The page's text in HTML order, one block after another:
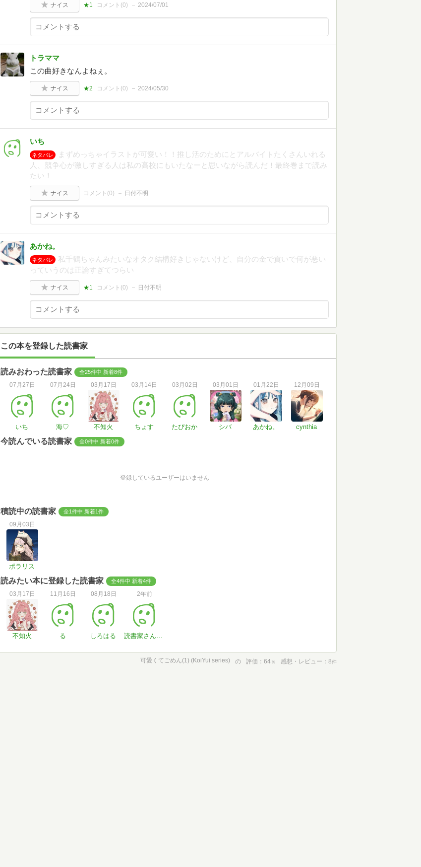
ナイス ★1 コメント(0) 2024/07/01
トラママ
この曲好きなんよねぇ。
ナイス ★2 コメント(0) 2024/05/30
いち
ネタバレ
まずめっちゃイラストが可愛い！！推し活のためにとアルバイトたくさんいれる
人、競争心が激しすぎる人は私の高校にもいたなーと思いながら読んだ！最終巻まで読み
たい！
ナイス コメント(0) 日付不明
あかね。
ネタバレ
私千鶴ちゃんみたいなオタク結構好きじゃないけど、自分の金で貢いで何が悪い
っていうのは正論すぎてつらい
ナイス ★1 コメント(0) 日付不明
この本を登録した読書家
読みおわった読書家 全25件中 新着8件
07月27日
いち
07月24日
海♡
03月17日
不知火
03月14日
ちょす
03月02日
たぴおか
03月01日
シバ
01月22日
あかね。
12月09日
cynthia
今読んでいる読書家 全0件中 新着0件
登録しているユーザーはいません
積読中の読書家 全1件中 新着1件
09月03日
ポラリス
読みたい本に登録した読書家 全4件中 新着4件
03月17日
不知火
11月16日
る
08月18日
しろはる
2年前
読書家さん#8NwD9O
可愛くてごめん(1) (KoiYui series) の 評価 64％ 感想・レビュー 8件